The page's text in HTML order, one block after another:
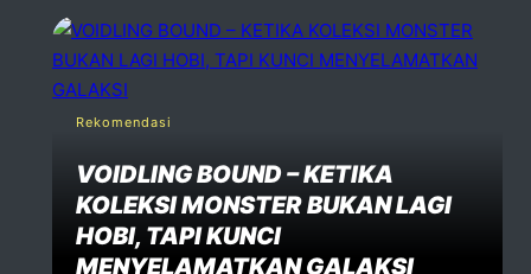
Rekomendasi
VOIDLING BOUND – KETIKA
KOLEKSI MONSTER BUKAN LAGI
HOBI, TAPI KUNCI
MENYELAMATKAN GALAKSI